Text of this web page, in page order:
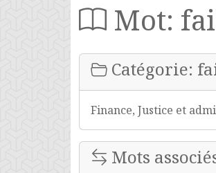
Mot:
Catégorie:
Finance, Justice et
Mots